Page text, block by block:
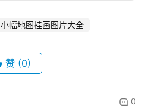
小幅地图挂画图片大全
赞 (0)
0